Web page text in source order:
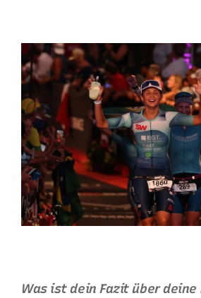
Was ist dein Fazit über